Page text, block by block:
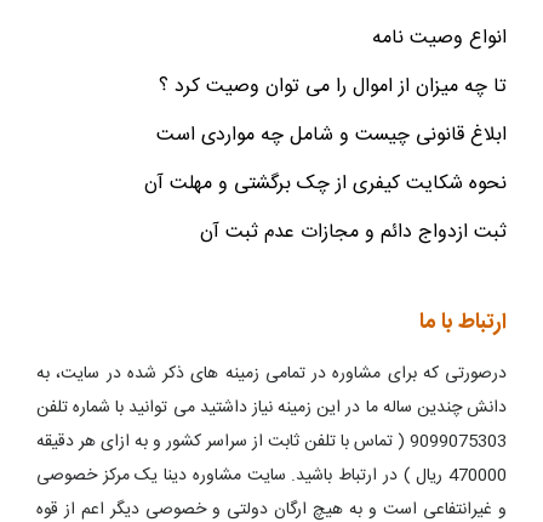
انواع وصیت نامه
تا چه میزان از اموال را می توان وصیت کرد ؟
ابلاغ قانونی چیست و شامل چه مواردی است
نحوه شکایت کیفری از چک برگشتی و مهلت آن
ثبت ازدواج دائم و مجازات عدم ثبت آن
ارتباط با ما
درصورتی که برای مشاوره در تمامی زمینه های ذکر شده در سایت، به
دانش چندین ساله ما در این زمینه نیاز داشتید می توانید با شماره تلفن
9099075303 ( تماس با تلفن ثابت از سراسر کشور و به ازای هر دقیقه
470000 ریال ) در ارتباط باشید. سایت مشاوره دینا یک مرکز خصوصی
و غیرانتفاعی است و به هیچ ارگان دولتی و خصوصی دیگر اعم از قوه